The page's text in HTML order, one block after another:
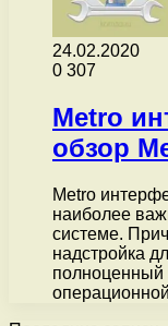
24.02.2020
0 307
Metro
обзор
Metro
наиболее
системе.
надстройка
полноценный